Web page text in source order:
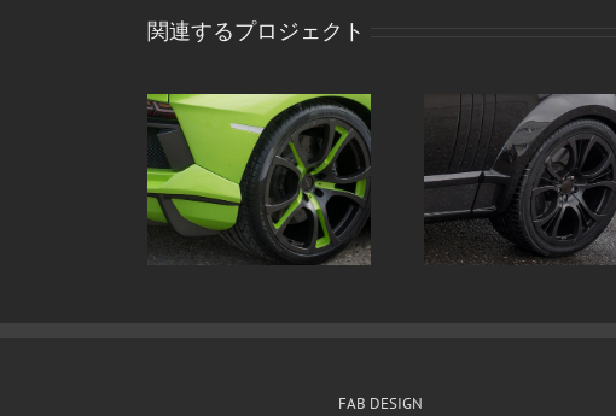
関連するプロジェクト
FAB DESIGN